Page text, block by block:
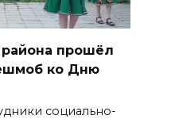
прошёл
ко Дню
социально-